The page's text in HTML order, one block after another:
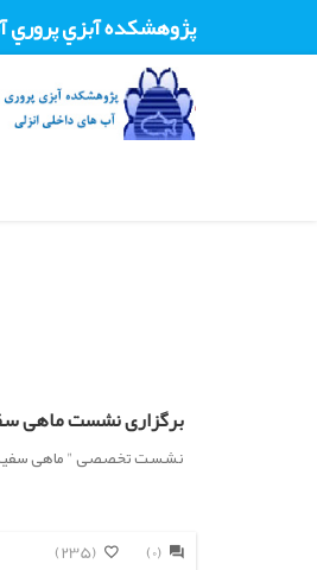
پژوهشکده آبزي پروري
برگزاری نشست ماهی
نشست تخصصی " ماهی سفید فرصتی برای معرفی به
(235) (0)